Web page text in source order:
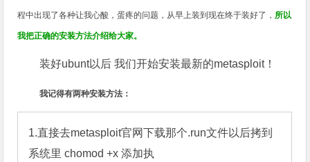
程中出现了各种让我心酸，蛋疼的问题，从早上装到现在终于装好了， 所以
我把正确的安装方法介绍给大家。
装好ubunt以后 我们开始安装最新的metasploit！
我记得有两种安装方法：
1.直接去metasploit官网下载那个.run文件以后拷到
系统里 chomod +x 添加执